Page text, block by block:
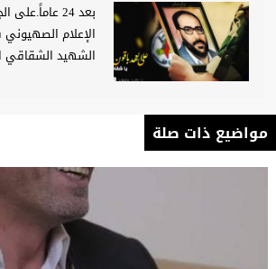
بعد 24
الإعلام الصهيوني
الشهيد الشقاقي
مواضيع ذات صلة